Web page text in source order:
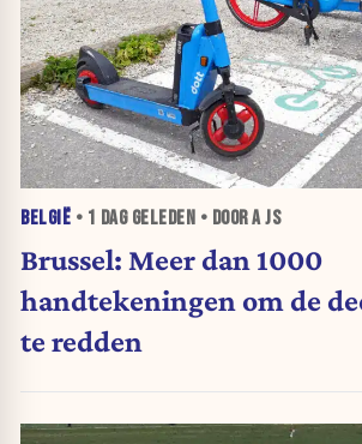
BELGIË • 1 DAGGELEDEN • DOOR A JS
Brussel: Meer dan 1000
handtekeningen om de
te redden